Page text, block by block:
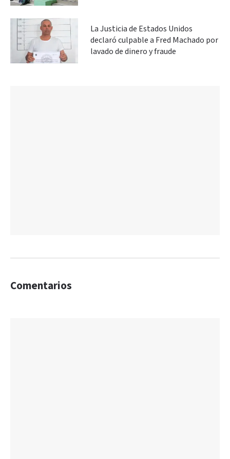
La Justicia de Estados Unidos
declaró culpable a Fred Machado por
lavado de dinero y fraude
Comentarios